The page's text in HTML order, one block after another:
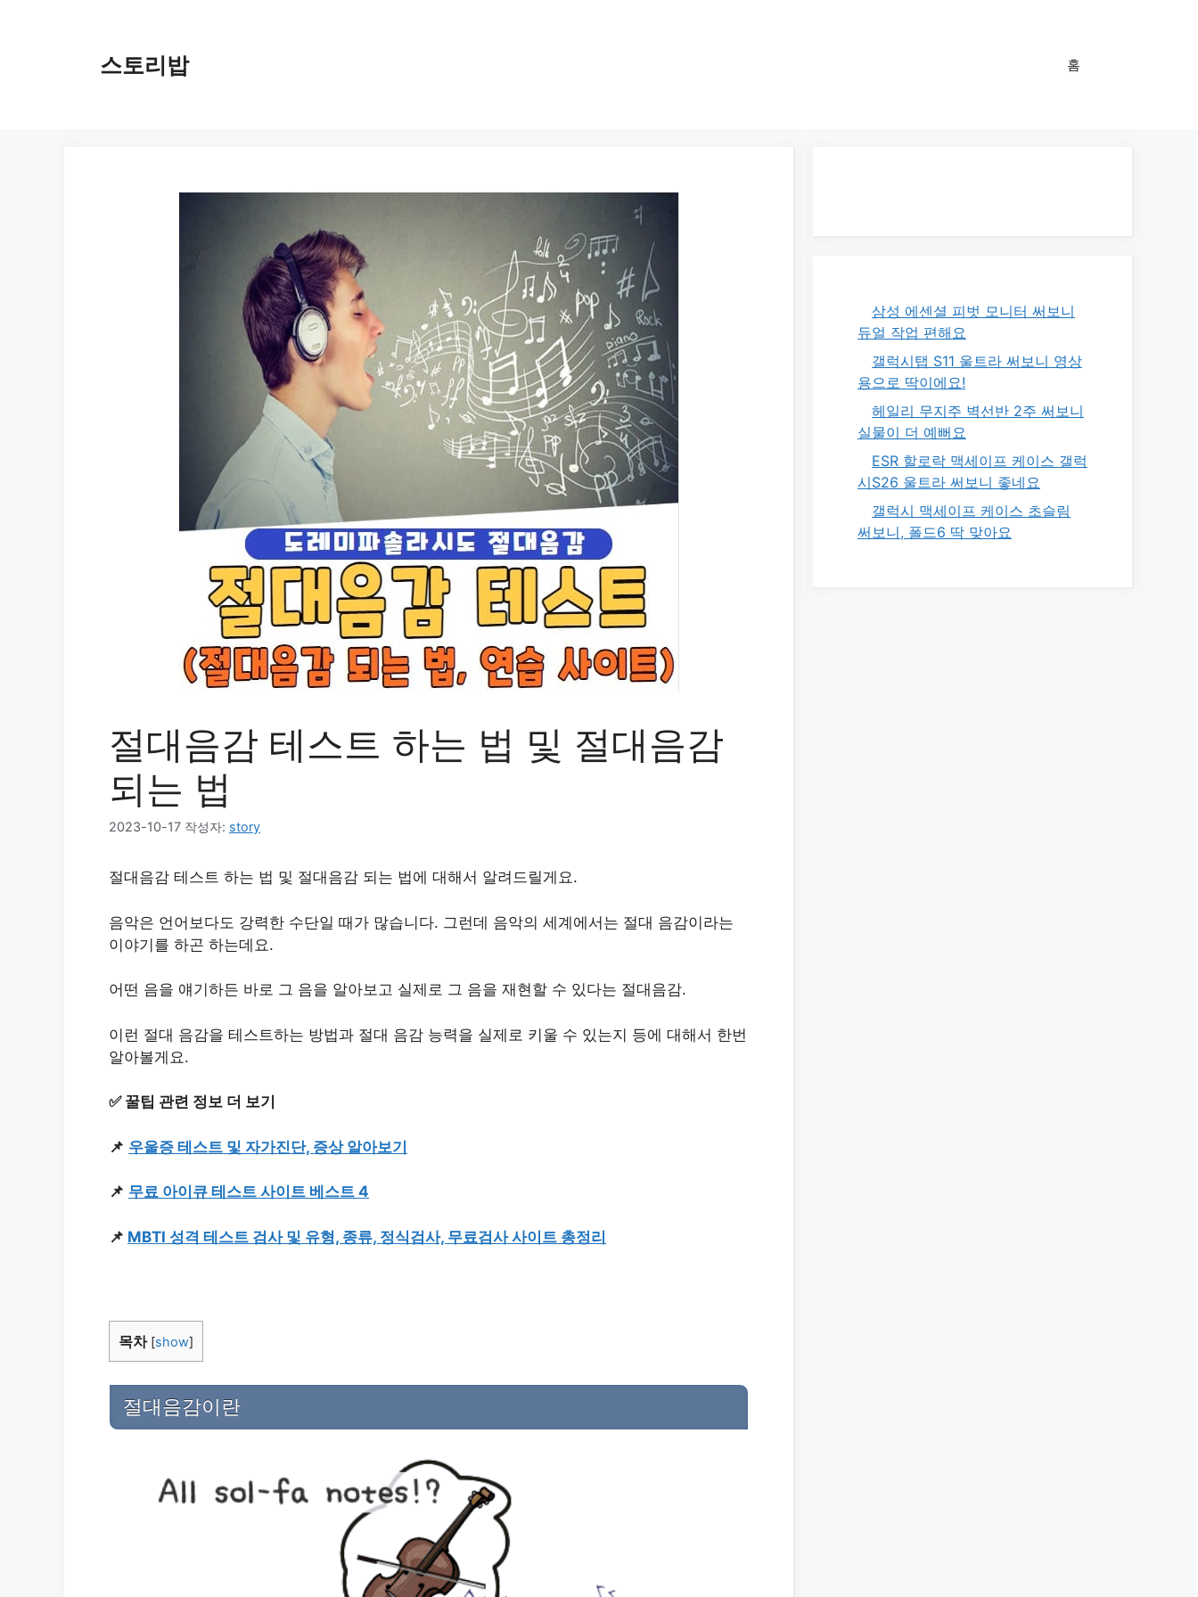
스토리밥 홈
절대음감 테스트 하는 법 및 절대음감
되는 법
2023-10-17 작성자: story
절대음감 테스트 하는 법 및 절대음감 되는 법에 대해서 알려드릴게요.
음악은 언어보다도 강력한 수단일 때가 많습니다. 그런데 음악의 세계에서는 절대 음감이라는
이야기를 하곤 하는데요.
어떤 음을 얘기하든 바로 그 음을 알아보고 실제로 그 음을 재현할 수 있다는 절대음감.
이런 절대 음감을 테스트하는 방법과 절대 음감 능력을 실제로 키울 수 있는지 등에 대해서 한번
알아볼게요.
✅ 꿀팁 관련 정보 더 보기
📌 우울증 테스트 및 자가진단, 증상 알아보기
📌 무료 아이큐 테스트 사이트 베스트 4
📌 MBTI 성격 테스트 검사 및 유형, 종류, 정식검사, 무료검사 사이트 총정리
목차 [show]
절대음감이란
삼성 에센셜 피벗 모니터 써보니
듀얼 작업 편해요
갤럭시탭 S11 울트라 써보니 영상
용으로 딱이에요!
헤일리 무지주 벽선반 2주 써보니
실물이 더 예뻐요
ESR 할로락 맥세이프 케이스 갤럭
시S26 울트라 써보니 좋네요
갤럭시 맥세이프 케이스 초슬림
써보니, 폴드6 딱 맞아요